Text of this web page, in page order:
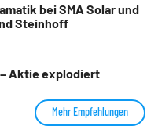
bei SMA Solar und
Steinhoff
Aktie explodiert
Mehr Empfehlungen